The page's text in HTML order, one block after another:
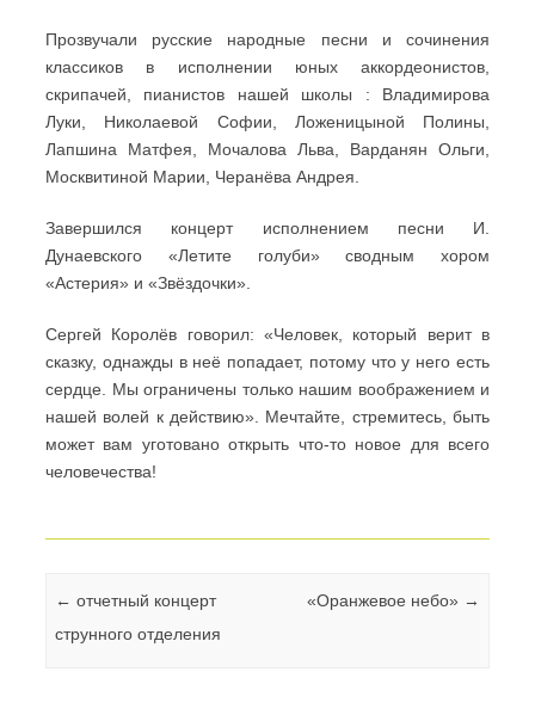
Прозвучали русские народные песни и сочинения
классиков в исполнении юных аккордеонистов,
скрипачей, пианистов нашей школы : Владимирова
Луки, Николаевой Софии, Ложеницыной Полины,
Лапшина Матфея, Мочалова Льва, Варданян Ольги,
Москвитиной Марии, Черанёва Андрея.
Завершился концерт исполнением песни И.
Дунаевского «Летите голуби» сводным хором
«Астерия» и «Звёздочки».
Сергей Королёв говорил: «Человек, который верит в
сказку, однажды в неё попадает, потому что у него есть
сердце. Мы ограничены только нашим воображением и
нашей волей к действию». Мечтайте, стремитесь, быть
может вам уготовано открыть что-то новое для всего
человечества!
Навигация по записям
← отчетный концерт
струнного отделения
«Оранжевое небо» →